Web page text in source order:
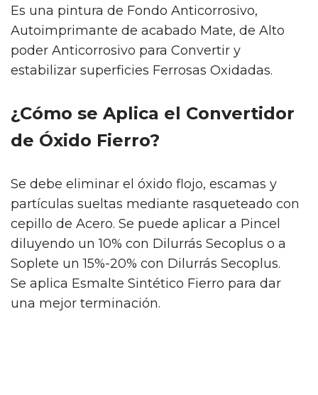
Es una pintura de Fondo Anticorrosivo,
Autoimprimante de acabado Mate, de Alto
poder Anticorrosivo para Convertir y
estabilizar superficies Ferrosas Oxidadas.
¿Cómo se Aplica el Convertidor
de Óxido Fierro?
Se debe eliminar el óxido flojo, escamas y
partículas sueltas mediante rasqueteado con
cepillo de Acero. Se puede aplicar a Pincel
diluyendo un 10% con Dilurrás Secoplus o a
Soplete un 15%-20% con Dilurrás Secoplus.
Se aplica Esmalte Sintético Fierro para dar
una mejor terminación.